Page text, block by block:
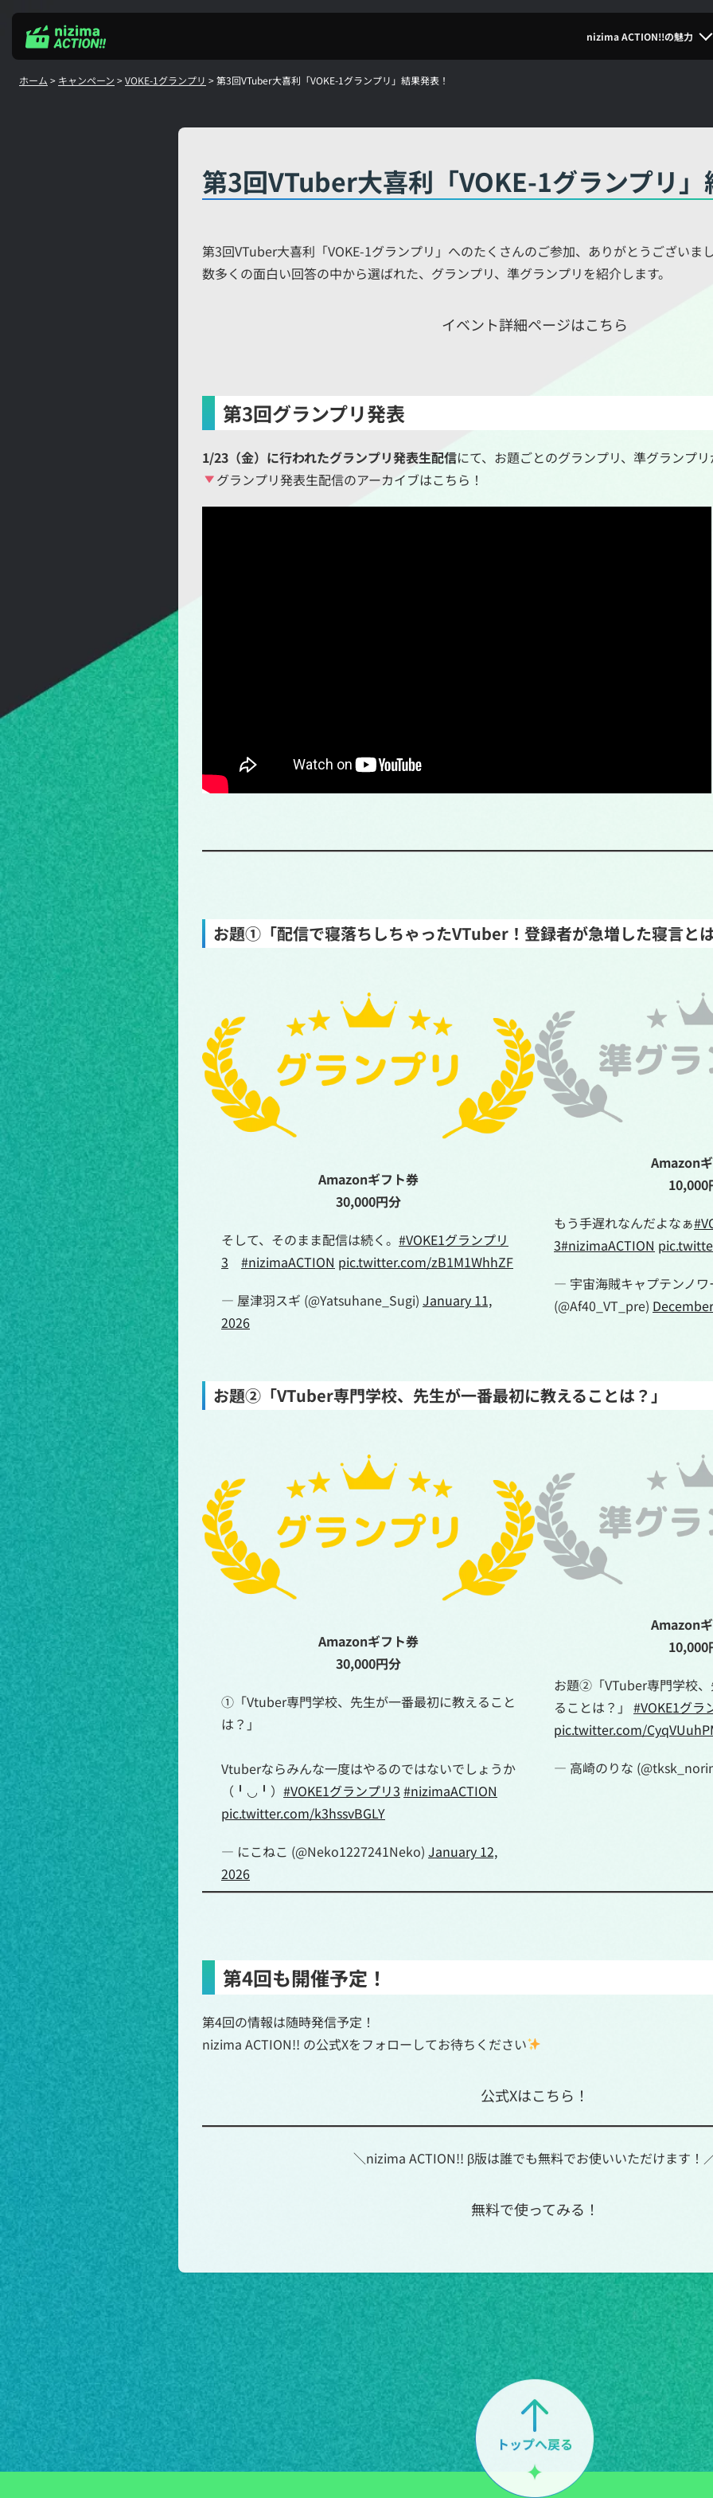
Skip
content
nizima ACTION!!の魅力
ホーム > キャンペーン >VOKE-1グランプリ >第3回VTuber大喜利「VOKE-1グランプリ」結果発表！
第3回VTuber大喜利「VOKE-1グランプリ」
第3回VTuber大喜利「VOKE-1グランプリ」へのたくさんのご参加、ありがとうございま
数多くの面白い回答の中から選ばれた、グランプリ、準グランプリを紹介します。
イベント詳細ページはこちら
第3回グランプリ発表
1/23（金）に行われたグランプリ発表生配信にて、お題ごとのグランプリ、準グランプ
グランプリ発表生配信のアーカイブはこちら！
お題①「配信で寝落ちしちゃったVTuber！登録者が急増した寝言と
Amazonギフト券
30,000円分
そして、そのまま配信は続く。 #VOKE1グランプリ
3
#nizimaACTION pic.twitter.com/zB1M1WhhZF
— 屋津羽スギ (@Yatsuhane_Sugi) January 11,
2026
Amazon
10,000
もう手遅れなんだよなぁ
3#nizimaACTION
— 宇宙海賊キャプテンノ
(@Af40_VT_pre)
お題②「VTuber専門学校、先生が一番最初に教えることは？」
Amazonギフト券
30,000円分
①「Vtuber専門学校、先生が一番最初に教えること
は？」
Vtuberならみんな一度はやるのではないでしょうか
（╹◡╹） #VOKE1グランプリ3 #nizimaACTION
pic.twitter.com/k3hssvBGLY
— にこねこ (@Neko1227241Neko) January 12,
2026
Amazon
10,000
お題②「VTuber専門学校
ることは？」 #VOKE1グラ
pic.twitter.com/
— 高崎のりな
第4回も開催予定！
第4回の情報は随時発信予定！
nizima ACTION!! の公式Xをフォローしてお待ちください
公式Xはこちら！
＼nizima ACTION!! β版は誰でも無料でお使いいただけます！
無料で使ってみる！